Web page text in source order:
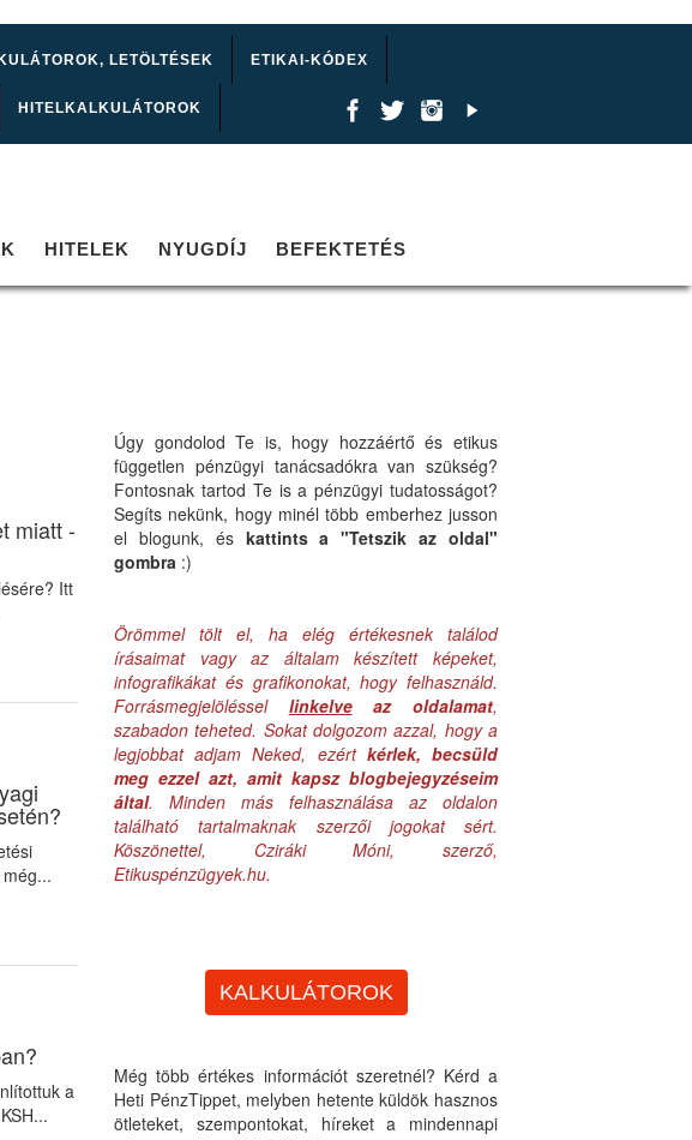
LETÖLTÉSEK ETIKAI-KÓDEX
HITELKALKULÁTOROK
HITELEK NYUGDÍJ BEFEKTETÉS
miatt -
Itt
a
Úgy gondolod Te is, hogy hozzáértő és etikus
független pénzügyi tanácsadókra van szükség?
Fontosnak tartod Te is a pénzügyi tudatosságot?
Segíts nekünk, hogy minél több emberhez jusson
el blogunk, és kattints a "Tetszik az oldal"
gombra :)
Örömmel tölt el, ha elég értékesnek találod
írásaimat vagy az általam készített képeket,
infografikákat és grafikonokat, hogy felhasználd.
Forrásmegjelöléssel linkelveaz oldalamat,
szabadon teheted. Sokat dolgozom azzal, hogy a
legjobbat adjam Neked, ezért kérlek, becsüld
meg ezzel azt, amit kapsz blogbejegyzéseim
által. Minden más felhasználása az oldalon
található tartalmaknak szerzői jogokat sért.
Köszönettel, Cziráki Móni, szerző,
Etikuspénzügyek.hu.
KALKULÁTOROK
Még több értékes információt szeretnél? Kérd a
Heti PénzTippet, melyben hetente küldök hasznos
ötleteket, szempontokat, híreket a mindennapi